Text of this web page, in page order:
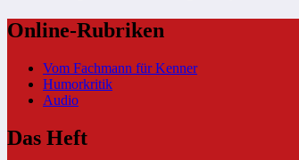
Online-Rubriken
Vom Fachmann für Kenner
Humorkritik
Audio
Das Heft